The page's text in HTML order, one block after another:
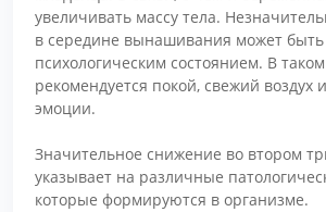
увеличивать массу тела.
в середине вынашивания может быть
психологическим состоянием. В
рекомендуется покой, свежий воздух
эмоции.
Значительное снижение во втором
указывает на различные
которые формируются в организме.